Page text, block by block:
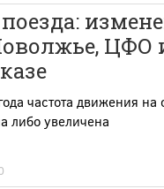
ЦФО
частота движения на
либо увеличена